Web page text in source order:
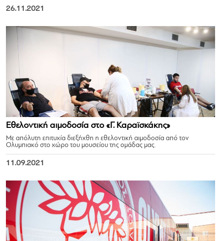
26.11.2021
Εθελοντική αιμοδοσία στο «Γ. Καραϊσκάκης»
Με απόλυτη επιτυχία διεξήχθη η εθελοντική αιμοδοσία από τον
Ολυμπιακό στο χώρο του μουσείου της ομάδας μας.
11.09.2021